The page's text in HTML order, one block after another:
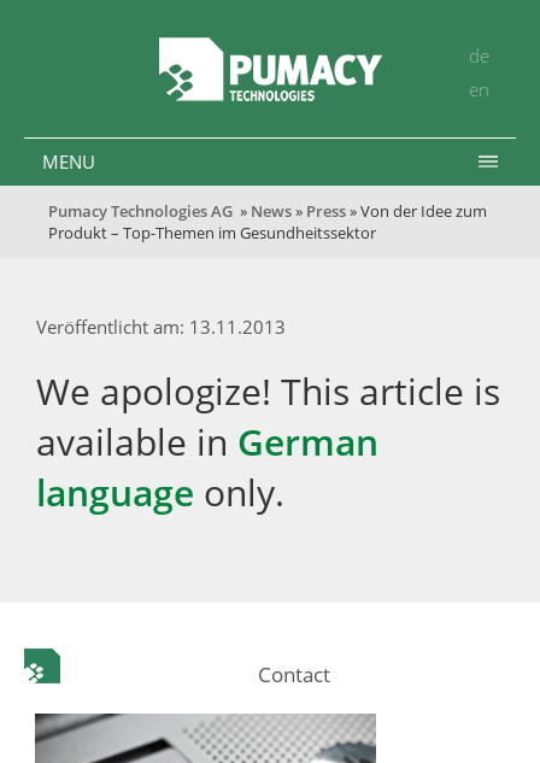
de
en
MENU
Pumacy Technologies AG » News» Press» Von der Idee zum
Produkt – Top-Themen im Gesundheitssektor
Veröffentlicht am: 13.11.2013
We apologize! This article is
available in German
language only.
Contact